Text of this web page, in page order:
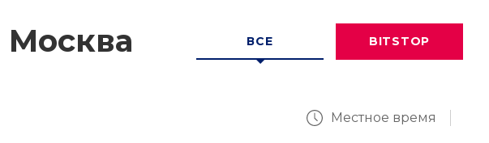
Москва ВСЕ BITSTOP
Местное время